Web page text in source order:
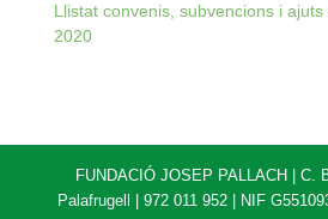
Llistat convenis, subvencions i
2020
FUNDACIÓ JOSEP PALLACH | C.
Palafrugell | 972 011 952 | NIF